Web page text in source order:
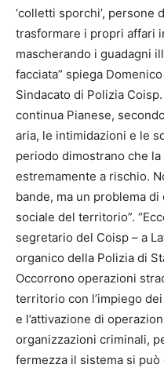
‘colletti sporchi’, persone
trasformare i propri affari
mascherando i guadagni
facciata” spiega
Sindacato di Polizia
continua Pianese,
aria, le intimidazioni e le
periodo dimostrano che
estremamente a rischio.
bande, ma un problema
sociale del territorio”.
segretario del Coisp – a
organico della Polizia di
Occorrono operazioni
territorio con l’impiego
e l’attivazione di
organizzazioni criminali,
fermezza il sistema si